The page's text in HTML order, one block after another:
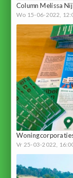
Column Melissa
Wo 15-06-2022,
Vr 25-03-2022,